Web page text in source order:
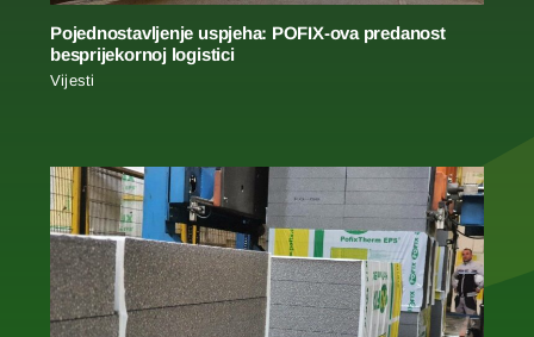
Pojednostavljenje uspjeha: POFIX-ova predanost
besprijekornoj logistici
Vijesti